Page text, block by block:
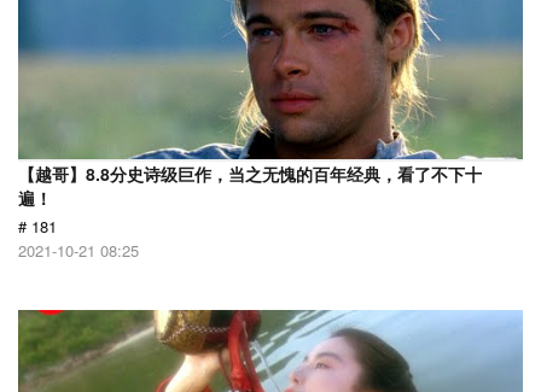
【越哥】8.8分史诗级巨作，当之无愧的百年经典，看了不下十
遍！
# 181
2021-10-21 08:25